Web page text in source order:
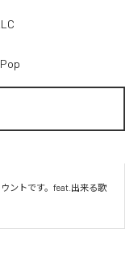
ントです。feat.出来る歌